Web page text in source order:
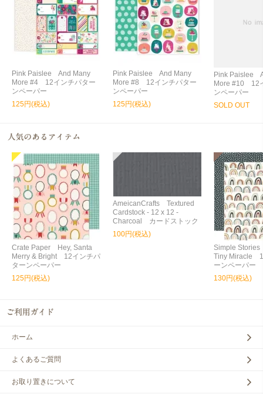
Pink Paislee And Many
More #4 12インチパター
ンペーパー
125円(税込)
Pink Paislee And Many
More #8 12インチパター
ンペーパー
125円(税込)
Pink Paislee
More #10 12
ンペーパー
SOLD OUT
Crate Paper Hey, Santa
Merry & Bright 12インチパ
ターンペーパー
125円(税込)
AmeicanCrafts Textured
Cardstock - 12 x 12 -
Charcoal カードストック
100円(税込)
Simple
Tiny Miracle
ーンペーパー
130円(税込)
ホーム
よくあるご質問
お取り置きについて